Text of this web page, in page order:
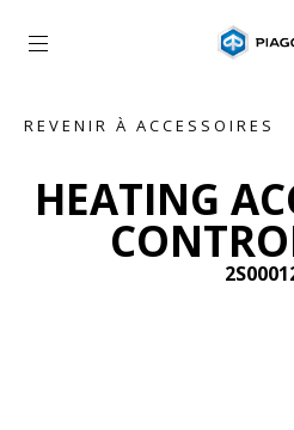
Aller
REVENIR À ACCESSOIRES
HEATING